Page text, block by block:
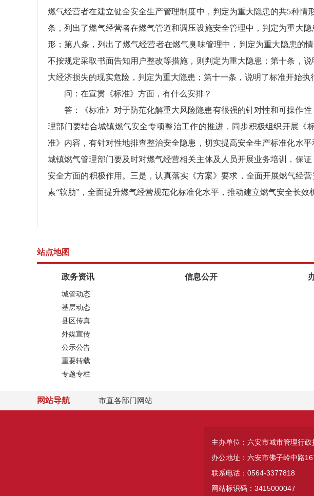
燃气经营者在建立健全安全生产管理制度中，判定为重大隐患的共5种
条，列出了燃气经营者在燃气管道和调压设施安全管理中，判定为重大
形；第八条，列出了燃气经营者在燃气臭味管理中，判定为重大隐患的
不按规定采取书面告知用户整改等措施，则判定为重大隐患；第十条，
大经济损失的现实危险，判定为重大隐患；第十一条，说明了标准开始执
问：在宣贯《标准》方面，有什么安排？
答：《标准》对于防范化解重大风险隐患有很强的针对性和可操作
理部门要结合城镇燃气安全专项整治工作的推进，同步积极组织开展
准》内容，有针对性地排查整治安全隐患，切实提高安全生产标准化水
城镇燃气管理部门要及时对燃气经营相关主体及人员开展业务培训，保
安全方面的积极作用。三是，认真落实《方案》要求，全面开展燃气经
素“软肋”，全面提升燃气经营规范化标准化水平，推动建立燃气安全长效
站点地图
政务资讯
城管动态
基层动态
县区传真
外媒宣传
公示公告
重要转载
专题专栏
信息公开
网站导航 市直各部门网站
主办单位：六安市城市管理行政
办公地址：六安市佛子岭中路
联系电话：0564-3377818
网站标识码：3415000047